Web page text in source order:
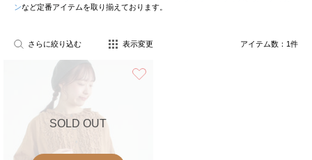
ンなど定番アイテムを取り揃えております。
さらに絞り込む 表示変更 アイテム数： 1件
SOLD OUT